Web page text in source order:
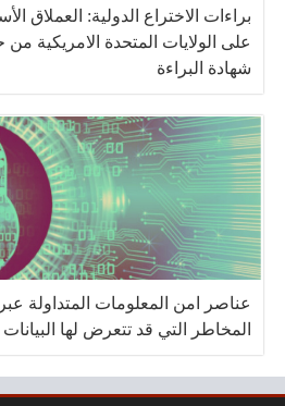
براءات الاختراع الدولية: العملاق
على الولايات المتحدة الامريكية
شهادة البراءة
عناصر امن المعلومات المتداولة
المخاطر التي قد تتعرض لها البيانات